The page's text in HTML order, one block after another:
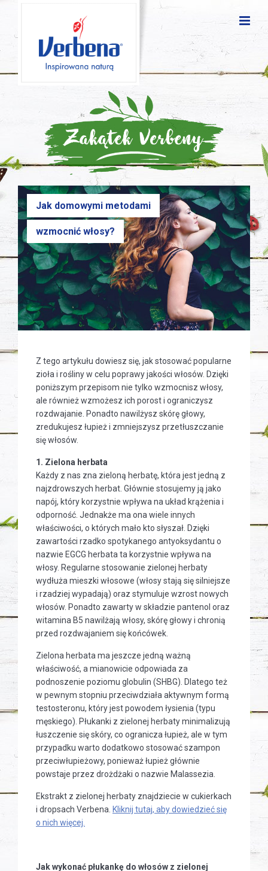
Jak domowymi metodami
wzmocnić włosy?
Z tego artykułu dowiesz się, jak stosować popularne
zioła i rośliny w celu poprawy jakości włosów. Dzięki
poniższym przepisom nie tylko wzmocnisz włosy,
ale również wzmożesz ich porost i ograniczysz
rozdwajanie. Ponadto nawilżysz skórę głowy,
zredukujesz łupież i zmniejszysz przetłuszczanie
się włosów.
1. Zielona herbata
Każdy z nas zna zieloną herbatę, która jest jedną z
najzdrowszych herbat. Głównie stosujemy ją jako
napój, który korzystnie wpływa na układ krążenia i
odporność. Jednakże ma ona wiele innych
właściwości, o których mało kto słyszał. Dzięki
zawartości rzadko spotykanego antyoksydantu o
nazwie EGCG herbata ta korzystnie wpływa na
włosy. Regularne stosowanie zielonej herbaty
wydłuża mieszki włosowe (włosy stają się silniejsze
i rzadziej wypadają) oraz stymuluje wzrost nowych
włosów. Ponadto zawarty w składzie pantenol oraz
witamina B5 nawilżają włosy, skórę głowy i chronią
przed rozdwajaniem się końcówek.
Zielona herbata ma jeszcze jedną ważną
właściwość, a mianowicie odpowiada za
podnoszenie poziomu globulin (SHBG). Dlatego też
w pewnym stopniu przeciwdziała aktywnym formą
testosteronu, który jest powodem łysienia (typu
męskiego). Płukanki z zielonej herbaty minimalizują
łuszczenie się skóry, co ogranicza łupież, ale w tym
przypadku warto dodatkowo stosować szampon
przeciwłupieżowy, ponieważ łupież głównie
powstaje przez drożdżaki o nazwie Malassezia.
Ekstrakt z zielonej herbaty znajdziecie w cukierkach
i dropsach Verbena. Kliknij tutaj, aby dowiedzieć się
o nich więcej.
Jak wykonać płukankę do włosów z zielonej